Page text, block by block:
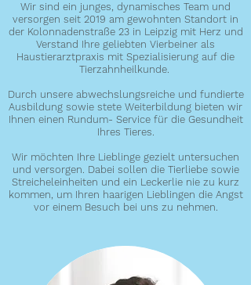
Wir sind ein junges, dynamisches Team und
versorgen seit 2019 am gewohnten Standort in
der Kolonnadenstraße 23 in Leipzig mit Herz und
Verstand Ihre geliebten Vierbeiner als
Haustierarztpraxis mit Spezialisierung auf die
Tierzahnheilkunde.
Durch unsere abwechslungsreiche und fundierte
Ausbildung sowie stete Weiterbildung bieten wir
Ihnen einen Rundum- Service für die Gesundheit
Ihres Tieres.
Wir möchten Ihre Lieblinge gezielt untersuchen
und versorgen. Dabei sollen die Tierliebe sowie
Streicheleinheiten und ein Leckerlie nie zu kurz
kommen, um Ihren haarigen Lieblingen die Angst
vor einem Besuch bei uns zu nehmen.